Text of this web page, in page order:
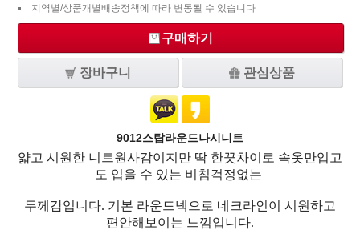
지역별/상품개별배송정책에 따라 변동될 수 있습니다
구매하기
장바구니 관심상품
9012스탑라운드나시니트
얇고 시원한 니트원사감이지만 딱 한끗차이로 속옷만입고
도 입을 수 있는 비침걱정없는
두께감입니다. 기본 라운드넥으로 네크라인이 시원하고
편안해보이는 느낌입니다.